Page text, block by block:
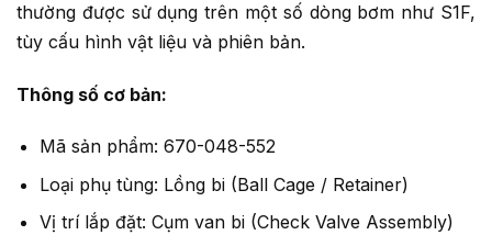
thường được sử dụng trên một số dòng bơm như S1F,
tùy cấu hình vật liệu và phiên bản.
Thông số cơ bản:
Mã sản phẩm: 670-048-552
Loại phụ tùng: Lồng bi (Ball Cage / Retainer)
Vị trí lắp đặt: Cụm van bi (Check Valve Assembly)